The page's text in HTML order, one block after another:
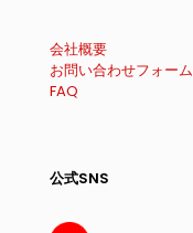
会社概要
お問い合わせフォーム
FAQ
公式SNS